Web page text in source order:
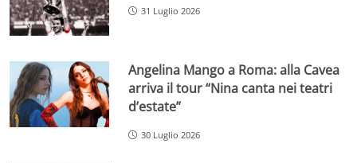
31 Luglio 2026
Angelina Mango a Roma: alla Cavea
arriva il tour “Nina canta nei teatri
d’estate”
30 Luglio 2026